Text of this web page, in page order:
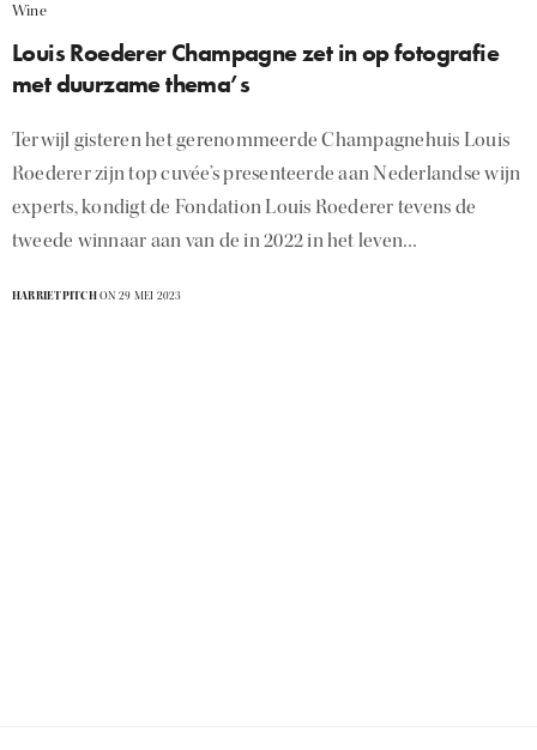
Wine
Louis Roederer Champagne zet in op fotografie
met duurzame thema’s
Terwijl gisteren het gerenommeerde Champagnehuis Louis
Roederer zijn top cuvée’s presenteerde aan Nederlandse wijn
experts, kondigt de Fondation Louis Roederer tevens de
tweede winnaar aan van de in 2022 in het leven…
HARRIETPITCHON 29 MEI 2023